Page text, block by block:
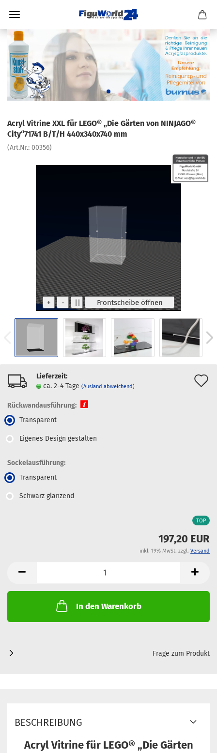
Acryl Vitrine XXL für LEGO® „Die Gärten von NINJAGO®
City“71741 B/T/H 440x340x740 mm
(Art.Nr.: 00356)
Lieferzeit:
ca. 2-4 Tage (Ausland abweichend)
Rückwandausführung:
Transparent
Eigenes Design gestalten
Sockelausführung:
Transparent
Schwarz glänzend
TOP
197,20 EUR
inkl. 19% MwSt. zzgl. Versand
In den Warenkorb
Frage zum Produkt
BESCHREIBUNG
Acryl Vitrine für LEGO® „Die Gärten